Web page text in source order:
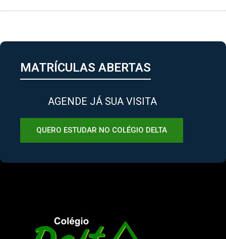
MATRÍCULAS ABERTAS
AGENDE JÁ SUA VISITA
QUERO ESTUDAR NO COLÉGIO DELTA